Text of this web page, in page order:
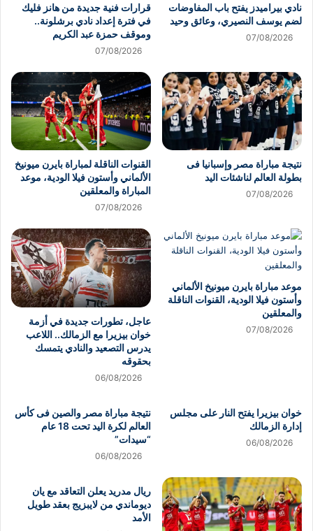
نادي بيراميدز يفتح باب المفاوضات
لضم يوسف النصيري، وعائق وحيد
07/08/2026
قرارات فنية جديدة من هانز فليك
في فترة إعداد نادي برشلونة..
وموقف حمزة عبد الكريم
07/08/2026
نتيجة مباراة مصر وإسبانيا فى
بطولة العالم لناشئات اليد
07/08/2026
القنوات الناقلة لمباراة بايرن ميونيخ
الألماني وأستون فيلا الودية، موعد
المباراة والمعلقين
07/08/2026
موعد مباراة بايرن ميونيخ الألماني
وأستون فيلا الودية، القنوات الناقلة
والمعلقين
07/08/2026
عاجل، تطورات جديدة في أزمة
خوان بيزيرا مع الزمالك.. اللاعب
يدرس التصعيد والنادي يتمسك
بحقوقه
06/08/2026
خوان بيزيرا يفتح النار على مجلس
إدارة الزمالك
06/08/2026
نتيجة مباراة مصر والصين فى كأس
العالم لكرة اليد تحت 18 عام
“سيدات”
06/08/2026
ريال مدريد يعلن التعاقد مع يان
ديوماندي من لايبزيج بعقد طويل
الأمد